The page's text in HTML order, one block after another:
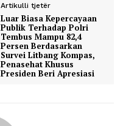
Artikulli tjetër
Luar Biasa Kepercayaan
Publik Terhadap Polri
Tembus Mampu 82,4
Persen Berdasarkan
Survei Litbang Kompas,
Penasehat Khusus
Presiden Beri Apresiasi